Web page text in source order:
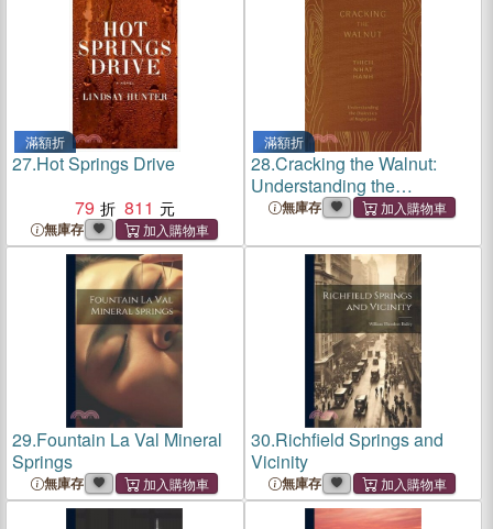
滿額折
27.Hot Springs Drive
79
811
無庫存
滿額折
28.Cracking the Walnut:
Understanding the
Dialectics of Nagarjuna
無庫存
29.Fountain La Val Mineral
Springs
無庫存
30.Richfield Springs and
Vicinity
無庫存